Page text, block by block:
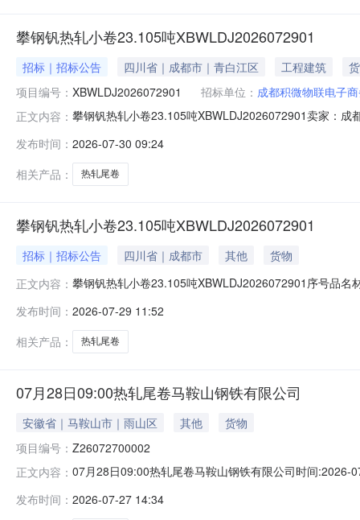
攀钢钒热轧小卷23.105吨XBWLDJ2026072901
招标｜招标公告 四川省｜成都市｜青白江区 工程建筑
项目编号： XBWLDJ2026072901 招标单位： 成都积微物联电子
正文内容： 攀钢钒热轧小卷23.105吨XBWLDJ2026072901卖家：
1/2.22折边(因非计划产品的特殊性，可能存在与描述不
发布时间： 2026-07-30 09:24
相关产品：
热轧尾卷
攀钢钒热轧小卷23.105吨XBWLDJ2026072901
招标｜招标公告 四川省｜成都市 其他
货物
正文内容： 攀钢钒热轧小卷23.105吨XBWLDJ2026072901序号品
卷）PWB1.8*1250*C攀钢钒1/2.215折边(因非计划产品
发布时间： 2026-07-29 11:52
相关产品：
热轧尾卷
07月28日09:00热轧尾卷马鞍山钢铁有限公司
安徽省｜马鞍山市｜雨山区 其他
货物
项目编号： Z26072700002
正文内容： 07月28日09:00热轧尾卷马鞍山钢铁有限公司时间
保证金：￥1,700.00元交易保证金：￥1,700.00元竞价
发布时间： 2026-07-27 14:34